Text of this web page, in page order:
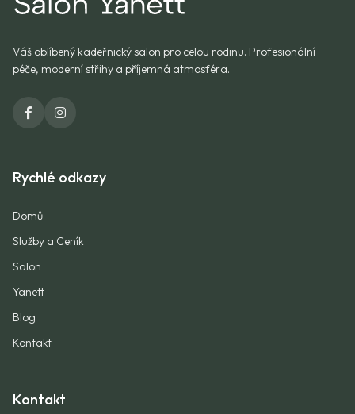
Váš oblíbený kadeřnický salon pro celou rodinu. Profesionální
péče, moderní střihy a příjemná atmosféra.
Rychlé odkazy
Domů
Služby a Ceník
Salon
Yanett
Blog
Kontakt
Kontakt